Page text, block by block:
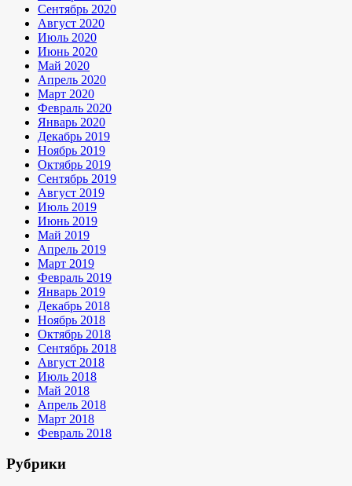
Сентябрь 2020
Август 2020
Июль 2020
Июнь 2020
Май 2020
Апрель 2020
Март 2020
Февраль 2020
Январь 2020
Декабрь 2019
Ноябрь 2019
Октябрь 2019
Сентябрь 2019
Август 2019
Июль 2019
Июнь 2019
Май 2019
Апрель 2019
Март 2019
Февраль 2019
Январь 2019
Декабрь 2018
Ноябрь 2018
Октябрь 2018
Сентябрь 2018
Август 2018
Июль 2018
Май 2018
Апрель 2018
Март 2018
Февраль 2018
Рубрики